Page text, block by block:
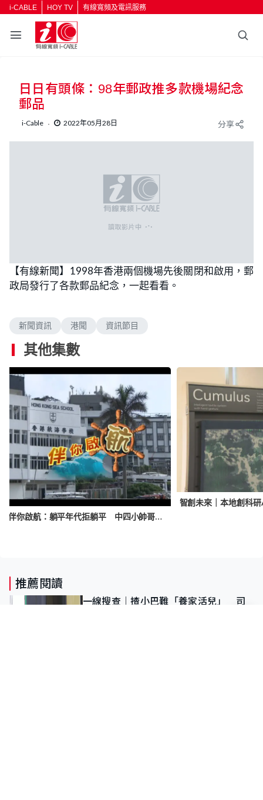
i-CABLE HOY TV 有線寬頻及電訊服務
返回
按輸入鍵開始搜尋
日日有頭條：98年郵政推多款機場紀念
郵品
i-Cable 2022年05月28日 分享
【有線新聞】1998年香港兩個機場先後關閉和啟用，郵
政局發行了各款郵品紀念，一起看看。
新聞資訊 港聞 資訊節目
其他集數
【小事大意義】伴你啟航：躺平年代拒躺平 中四小帥哥從暈船到愛上帆船 航海學校給學生何止一個夢
推薦閱讀
一線搜查｜揸小巴難「養家活兒」 司